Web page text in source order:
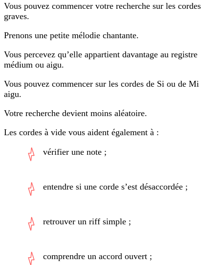
Vous pouvez commencer votre recherche sur les cordes
graves.
Prenons une petite mélodie chantante.
Vous percevez qu’elle appartient davantage au registre
médium ou aigu.
Vous pouvez commencer sur les cordes de Si ou de Mi
aigu.
Votre recherche devient moins aléatoire.
Les cordes à vide vous aident également à :
vérifier une note ;
entendre si une corde s’est désaccordée ;
retrouver un riff simple ;
comprendre un accord ouvert ;